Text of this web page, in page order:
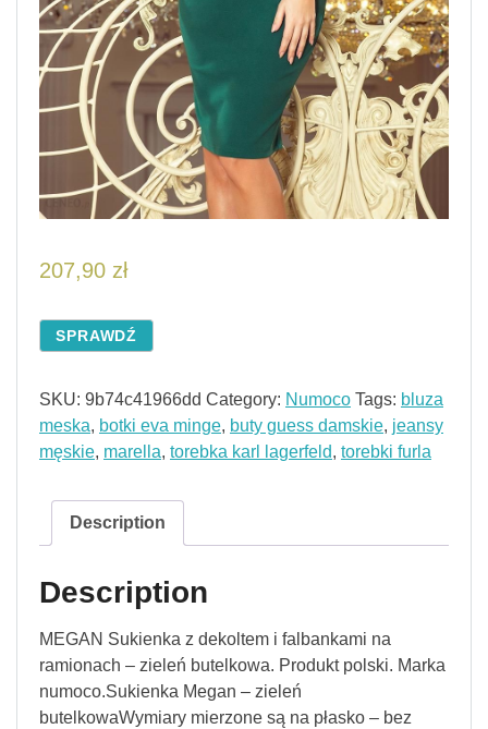
207,90 zł
SPRAWDŹ
SKU: 9b74c41966dd Category: Numoco Tags: bluza
meska, botki eva minge, buty guess damskie, jeansy
męskie, marella, torebka karl lagerfeld, torebki furla
Description
Description
MEGAN Sukienka z dekoltem i falbankami na
ramionach – zieleń butelkowa. Produkt polski. Marka
numoco.Sukienka Megan – zieleń
butelkowaWymiary mierzone są na płasko – bez